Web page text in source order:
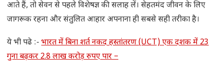
आते हैं, तो सेवन से पहले विशेषज्ञ की सलाह लें। सेहतमंद जीवन के लिए
जागरूक रहना और संतुलित आहार अपनाना ही सबसे सही तरीका है।
ये भी पढे :- भारत में बिना शर्त नकद हस्तांतरण (UCT) एक दशक में 23
गुना बढ़कर 2.8 लाख करोड़ रुपए पार –